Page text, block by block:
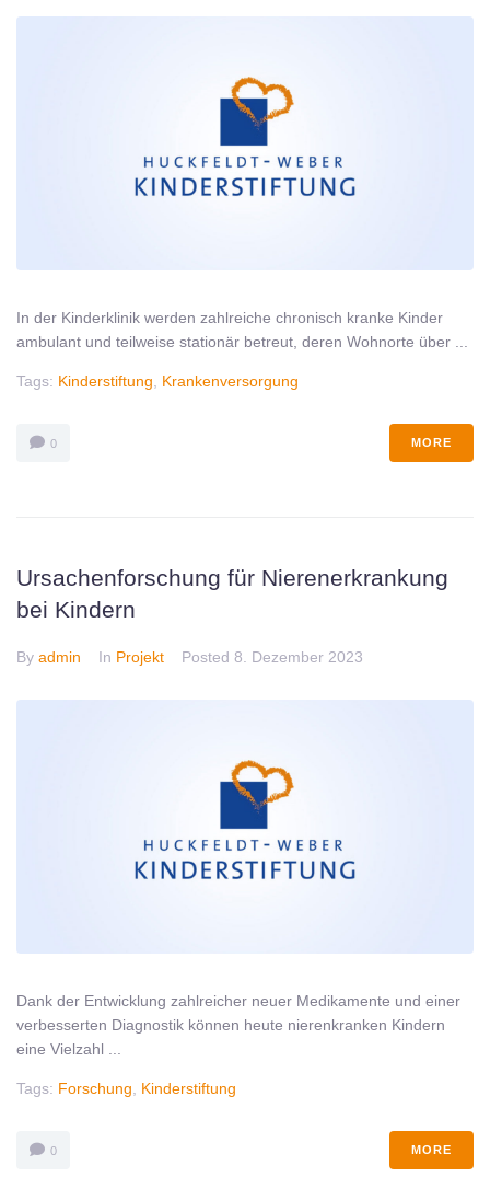
In der Kinderklinik werden zahlreiche chronisch kranke Kinder
ambulant und teilweise stationär betreut, deren Wohnorte über ...
Tags: Kinderstiftung Krankenversorgung
0 MORE
Ursachenforschung für Nierenerkrankung
bei Kindern
By admin In Projekt Posted 8. Dezember 2023
Dank der Entwicklung zahlreicher neuer Medikamente und einer
verbesserten Diagnostik können heute nierenkranken Kindern
eine Vielzahl ...
Tags: Forschung, Kinderstiftung
0 MORE